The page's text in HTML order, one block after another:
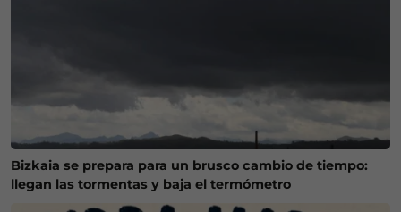
Bizkaia se prepara para un brusco cambio de tiempo:
llegan las tormentas y baja el termómetro